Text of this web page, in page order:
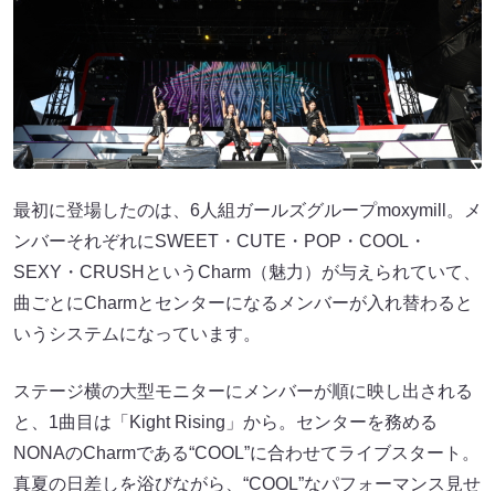
最初に登場したのは、6人組ガールズグループmoxymill。メ
ンバーそれぞれにSWEET・CUTE・POP・COOL・
SEXY・CRUSHというCharm（魅力）が与えられていて、
曲ごとにCharmとセンターになるメンバーが入れ替わると
いうシステムになっています。
ステージ横の大型モニターにメンバーが順に映し出される
と、1曲目は「Kight Rising」から。センターを務める
NONAのCharmである“COOL”に合わせてライブスタート。
真夏の日差しを浴びながら、“COOL”なパフォーマンス見せ